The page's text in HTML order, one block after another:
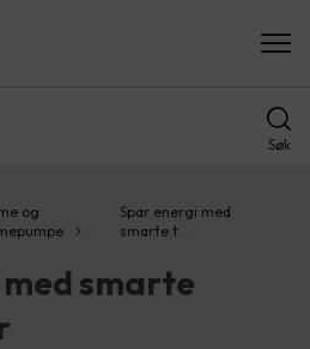
Søk
og
Spar energi med
smarte t…
smarte